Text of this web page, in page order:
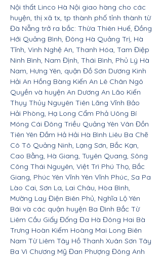
Nội thất Linco Hà Nội giao hàng cho các
huyện, thị xã tx, tp thành phố tỉnh thành từ
Đà Nẵng trở ra bắc: Thừa Thiên Huế, Đồng
Hới Quảng Bình, Đông Hà Quảng Trị, Hà
Tĩnh, Vinh Nghệ An, Thanh Hóa, Tam Điệp
Ninh Bình, Nam Định, Thái Bình, Phủ Lý Hà
Nam, Hưng Yên, quận Đồ Sơn Dương Kinh
Hải An Hồng Bàng Kiến An Lê Chân Ngô
Quyền và huyện An Dương An Lão Kiến
Thụy Thủy Nguyên Tiên Lãng Vĩnh Bảo
Hải Phòng, Hạ Long Cẩm Phả Uông Bí
Móng Cái Đông Triều Quảng Yên Vân Đồn
Tiên Yên Đầm Hả Hải Hà Bình Liêu Ba Chẽ
Cô Tô Quảng Ninh, Lạng Sơn, Bắc Kạn,
Cao Bằng, Hà Giang, Tuyên Quang, Sông
Công Thái Nguyên, Việt Trì Phú Thọ, Bắc
Giang, Phúc Yên Vĩnh Yên Vĩnh Phúc, Sa Pa
Lào Cai, Sơn La, Lai Châu, Hòa Bình,
Mường Lay Điện Biên Phủ, Nghĩa Lộ Yên
Bái và các quận huyện Ba Đình Bắc Từ
Liêm Cầu Giấy Đống Đa Hà Đông Hai Bà
Trưng Hoàn Kiếm Hoàng Mai Long Biên
Nam Từ Liêm Tây Hồ Thanh Xuân Sơn Tây
Ba Vì Chương Mỹ Đan Phượng Đông Anh